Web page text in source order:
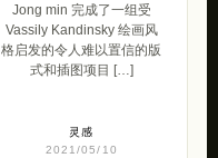
Jong min 完成了一组受
Vassily Kandinsky 绘画风
格启发的令人难以置信的版
式和插图项目 […]
灵感
2021/05/10